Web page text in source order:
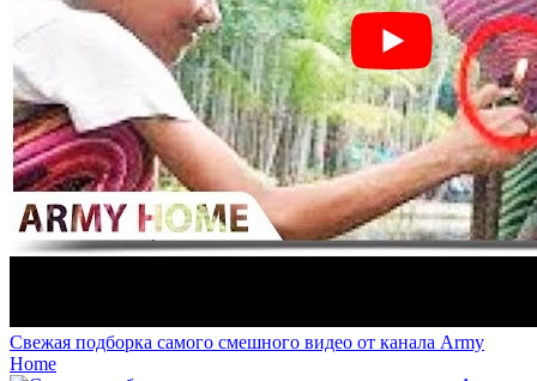
Свежая подборка самого смешного видео от канала Army
Home